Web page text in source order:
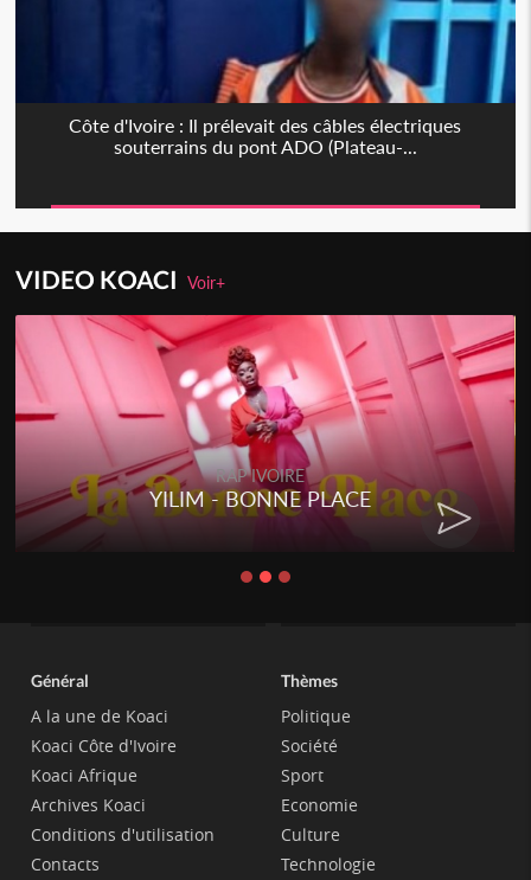
Côte d'Ivoire : Il prélevait des câbles électriques
souterrains du pont ADO (Plateau-...
VIDEO KOACIVoir+
RAP IVOIRE
YILIM - BONNE PLACE
Général
A la une de Koaci
Koaci Côte d'Ivoire
Koaci Afrique
Archives Koaci
Conditions d'utilisation
Contacts
Thèmes
Politique
Société
Sport
Economie
Culture
Technologie